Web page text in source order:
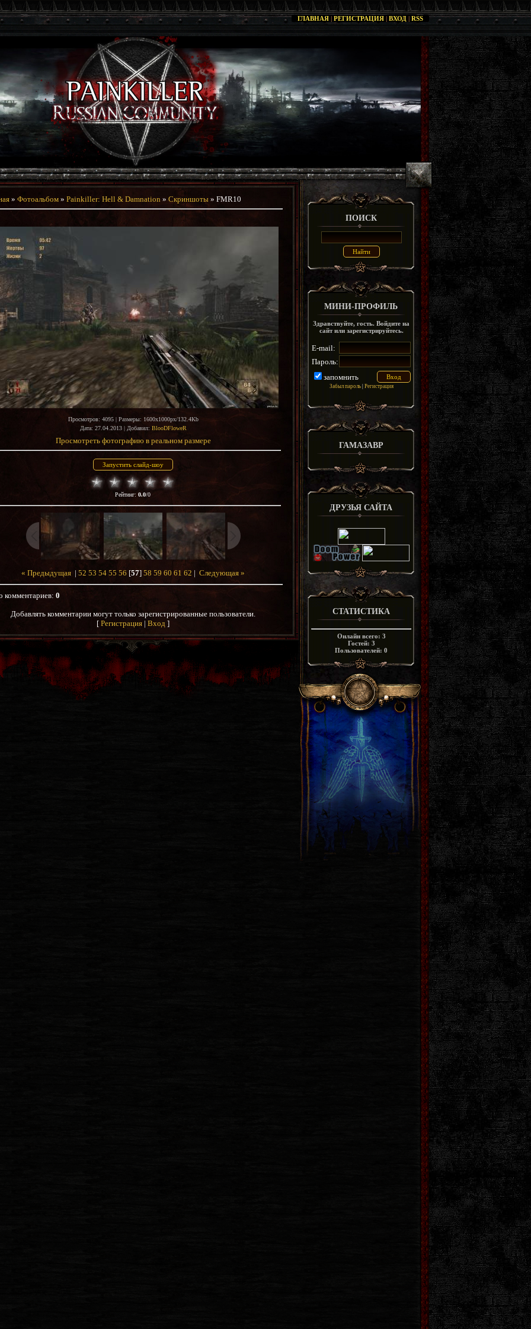
ГЛАВНАЯ | РЕГИСТРАЦИЯ | ВХОД | RSS
» Фотоальбом » Painkiller: Hell & Damnation » Скриншоты » FMR10
Просмотров: 4095 | Размеры: 1600x1000px/132.4Kb
Дата: 27.04.2013 | Добавил: BlooDFloweR
Просмотреть фотографию в реальном размере
Рейтинг: 0.0/0
« Предыдущая | 52 53 54 55 56 [57] 58 59 60 61 62 | Следующая »
комментариев: 0
Добавлять комментарии могут только зарегистрированные пользователи.
[ Регистрация | Вход ]
ПОИСК
МИНИ-ПРОФИЛЬ
Здравствуйте, гость. Войдите на
сайт или зарегистрируйтесь.
E-mail:
Пароль:
запомнить
Забыл пароль| Регистрация
ГАМАЗАВР
ДРУЗЬЯ САЙТА
СТАТИСТИКА
Онлайн всего: 3
Гостей: 3
Пользователей: 0